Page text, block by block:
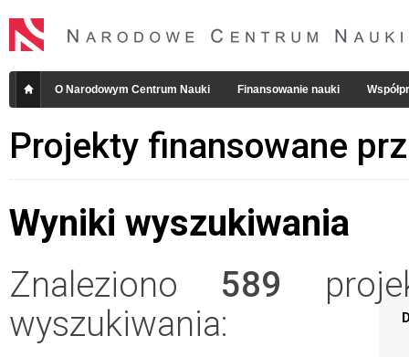
O Narodowym Centrum Nauki Finansowanie nauki
Projekty finansowane
Wyniki wyszukiwania
Znaleziono 589
wyszukiwania: